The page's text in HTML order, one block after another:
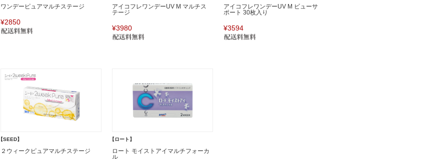
ワンデーピュアマルチステージ
¥2850
アイコフレワンデーUV M マルチス
テージ
¥3980
アイコフレワンデーUV M ビューサ
ポート 30枚入り
¥3594
【SEED】
２ウィークピュアマルチステージ
【ロート】
ロート モイストアイマルチフォーカ
ル